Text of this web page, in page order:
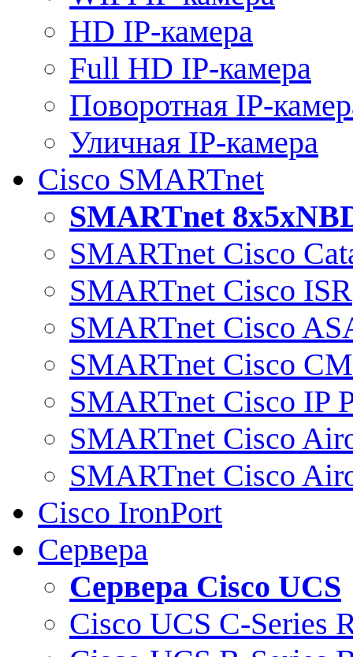
HD IP-камера
Full HD IP-камера
Поворотная IP-
Уличная IP-камера
Cisco SMARTnet
SMARTnet
SMARTnet Cisco
SMARTnet Cisco ISR
SMARTnet Cisco
SMARTnet Cisco
SMARTnet Cisco IP
SMARTnet Cisco
SMARTnet Cisco
Cisco IronPort
Сервера
Сервера Cisco UCS
Cisco UCS C-Series